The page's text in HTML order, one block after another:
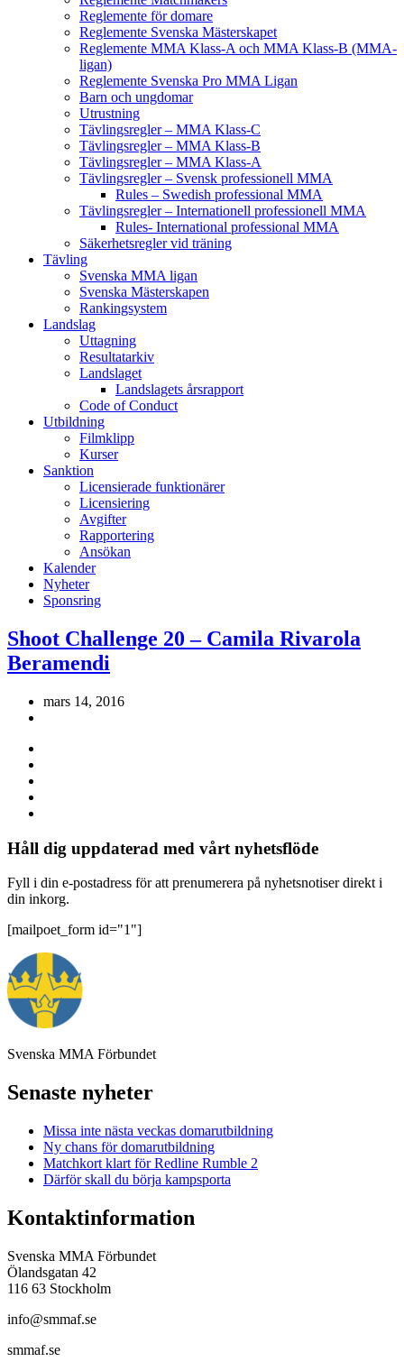
Reglemente för domare
Reglemente Svenska Mästerskapet
Reglemente MMA Klass-A och MMA Klass-B (MMA-
ligan)
Reglemente Svenska Pro MMA Ligan
Barn och ungdomar
Utrustning
Tävlingsregler – MMA Klass-C
Tävlingsregler – MMA Klass-B
Tävlingsregler – MMA Klass-A
Tävlingsregler – Svensk professionell MMA
Rules – Swedish professional MMA
Tävlingsregler – Internationell professionell MMA
Rules- International professional MMA
Säkerhetsregler vid träning
Tävling
Svenska MMA ligan
Svenska Mästerskapen
Rankingsystem
Landslag
Uttagning
Resultatarkiv
Landslaget
Landslagets årsrapport
Code of Conduct
Utbildning
Filmklipp
Kurser
Sanktion
Licensierade funktionärer
Licensiering
Avgifter
Rapportering
Ansökan
Kalender
Nyheter
Sponsring
Shoot Challenge 20 – Camila Rivarola
Beramendi
mars 14, 2016
Håll dig uppdaterad med vårt nyhetsflöde
Fyll i din e-postadress för att prenumerera på nyhetsnotiser direkt i
din inkorg.
[mailpoet_form id="1"]
Svenska MMA Förbundet
Senaste nyheter
Missa inte nästa veckas domarutbildning
Ny chans för domarutbildning
Matchkort klart för Redline Rumble 2
Därför skall du börja kampsporta
Kontaktinformation
Svenska MMA Förbundet
Ölandsgatan 42
116 63 Stockholm
info@smmaf.se
smmaf.se